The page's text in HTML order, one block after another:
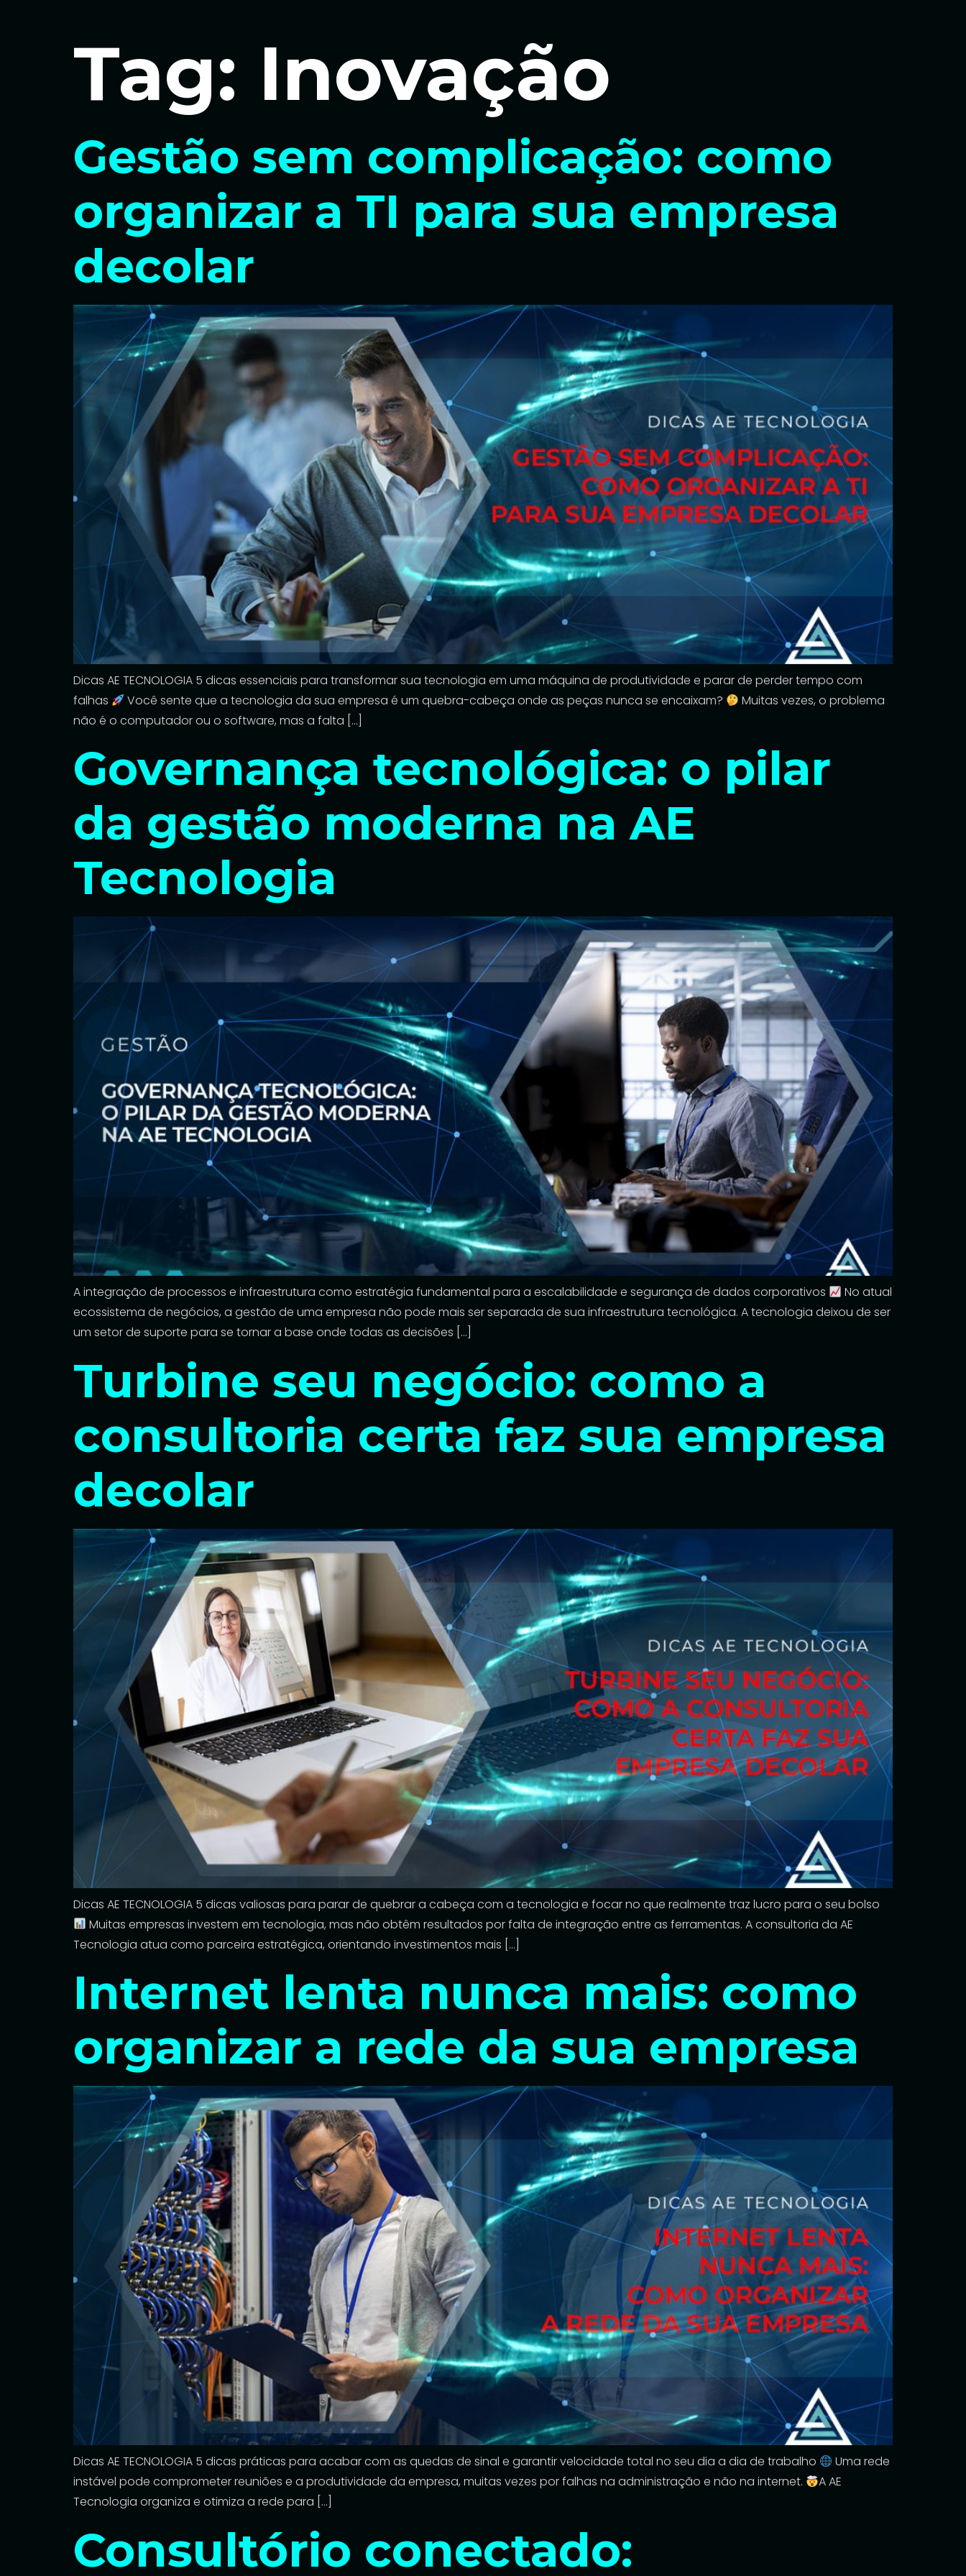
Tag: Inovação
Gestão sem complicação: como
organizar a TI para sua empresa
decolar
Dicas AE TECNOLOGIA 5 dicas essenciais para transformar sua tecnologia em uma máquina de produtividade e parar de perder tempo com
falhas
Você sente que a tecnologia da sua empresa é um quebra-cabeça onde as peças nunca se encaixam?
Muitas vezes, o problema
não é o computador ou o software, mas a falta […]
Governança tecnológica: o pilar
da gestão moderna na AE
Tecnologia
A integração de processos e infraestrutura como estratégia fundamental para a escalabilidade e segurança de dados corporativos
No atual
ecossistema de negócios, a gestão de uma empresa não pode mais ser separada de sua infraestrutura tecnológica. A tecnologia deixou de ser
um setor de suporte para se tornar a base onde todas as decisões […]
Turbine seu negócio: como a
consultoria certa faz sua empresa
decolar
Dicas AE TECNOLOGIA 5 dicas valiosas para parar de quebrar a cabeça com a tecnologia e focar no que realmente traz lucro para o seu bolso
Muitas empresas investem em tecnologia, mas não obtêm resultados por falta de integração entre as ferramentas. A consultoria da AE
Tecnologia atua como parceira estratégica, orientando investimentos mais […]
Internet lenta nunca mais: como
organizar a rede da sua empresa
Dicas AE TECNOLOGIA 5 dicas práticas para acabar com as quedas de sinal e garantir velocidade total no seu dia a dia de trabalho
Uma rede
instável pode comprometer reuniões e a produtividade da empresa, muitas vezes por falhas na administração e não na internet.
A AE
Tecnologia organiza e otimiza a rede para […]
Consultório conectado: